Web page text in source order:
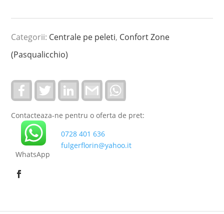
Categorii: Centrale pe peleti, Confort Zone
(Pasqualicchio)
c
b
o
o
k
T
i
t
L
n
e
I
n
G
a
i
l
a
s
p
Contacteaza-ne pentru o oferta de pret:
WhatsApp
0728 401 636
fulgerflorin@yahoo.it